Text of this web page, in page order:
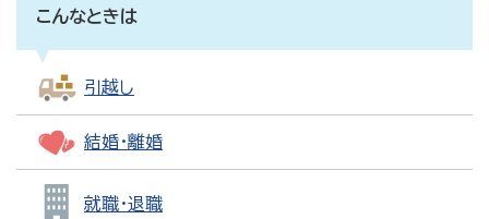
こんなときは
引越し
結婚・離婚
就職・退職